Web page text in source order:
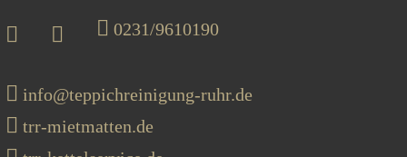
0231/9610190
info@teppichreinigung-ruhr.de
trr-mietmatten.de